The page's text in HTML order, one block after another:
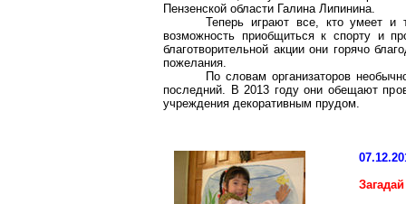
Пензенской области Галина Липинина.
Теперь играют все, кто умеет и
возможность приобщиться к спорту и
благотворительной акции они горячо
пожелания.
По словам организаторов
последний. В 2013 году они обещают
учреждения декоративным прудом.